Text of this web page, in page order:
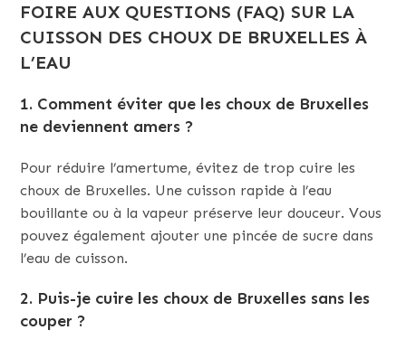
FOIRE AUX QUESTIONS (FAQ) SUR LA
CUISSON DES CHOUX DE BRUXELLES À
L’EAU
1. Comment éviter que les choux de Bruxelles
ne deviennent amers ?
Pour réduire l’amertume, évitez de trop cuire les
choux de Bruxelles. Une cuisson rapide à l’eau
bouillante ou à la vapeur préserve leur douceur. Vous
pouvez également ajouter une pincée de sucre dans
l’eau de cuisson.
2. Puis-je cuire les choux de Bruxelles sans les
couper ?